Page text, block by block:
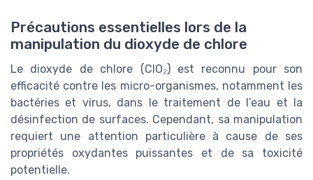
Précautions essentielles lors de la
manipulation du dioxyde de chlore
Le dioxyde de chlore (ClO₂) est reconnu pour son
efficacité contre les micro-organismes, notamment les
bactéries et virus, dans le traitement de l’eau et la
désinfection de surfaces. Cependant, sa manipulation
requiert une attention particulière à cause de ses
propriétés oxydantes puissantes et de sa toxicité
potentielle.